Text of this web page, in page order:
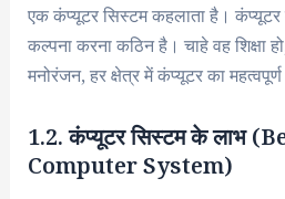
एक कंप्यूटर सिस्टम कहलाता है।
कल्पना करना कठिन है। चाहे वह शिक्षा
मनोरंजन, हर क्षेत्र में कंप्यूटर का
1.2. कंप्यूटर सिस्टम के लाभ
Computer System)